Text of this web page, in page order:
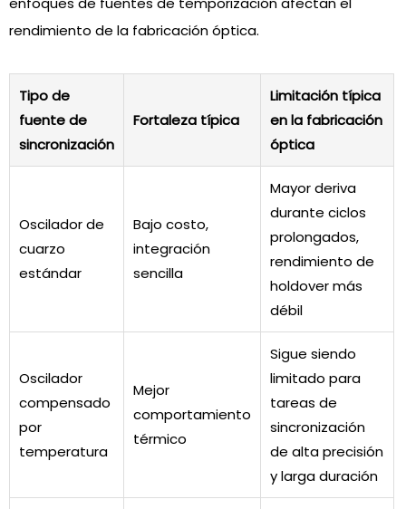
rendimiento de la fabricación óptica.
Tipo de
fuente de
sincronización
Fortaleza típica
Limitación típica
en la fabricación
óptica
Oscilador de
cuarzo
estándar
Bajo costo,
integración
sencilla
Mayor deriva
durante ciclos
prolongados,
rendimiento de
holdover más
débil
Oscilador
compensado
por
temperatura
Mejor
comportamiento
térmico
Sigue siendo
limitado para
tareas de
sincronización
de alta precisión
y larga duración